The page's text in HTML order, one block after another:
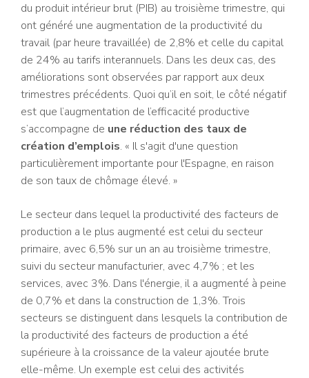
du produit intérieur brut (PIB) au troisième trimestre, qui
ont généré une augmentation de la productivité du
travail (par heure travaillée) de 2,8% et celle du capital
de 24% au tarifs interannuels. Dans les deux cas, des
améliorations sont observées par rapport aux deux
trimestres précédents. Quoi qu’il en soit, le côté négatif
est que l’augmentation de l’efficacité productive
s’accompagne de une réduction des taux de
création d’emplois. « Il s'agit d'une question
particulièrement importante pour l'Espagne, en raison
de son taux de chômage élevé. »
Le secteur dans lequel la productivité des facteurs de
production a le plus augmenté est celui du secteur
primaire, avec 6,5% sur un an au troisième trimestre,
suivi du secteur manufacturier, avec 4,7% ; et les
services, avec 3%. Dans l'énergie, il a augmenté à peine
de 0,7% et dans la construction de 1,3%. Trois
secteurs se distinguent dans lesquels la contribution de
la productivité des facteurs de production a été
supérieure à la croissance de la valeur ajoutée brute
elle-même. Un exemple est celui des activités